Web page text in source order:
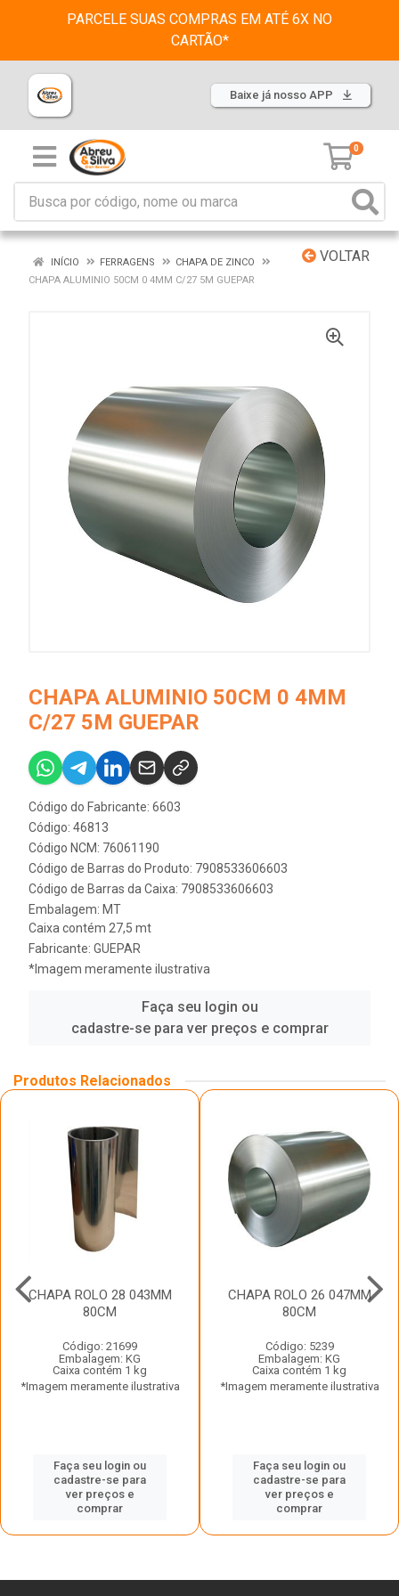
PARCELE SUAS COMPRAS EM ATÉ 6X NO
CARTÃO*
Baixe já nosso APP
0
VOLTAR
INÍCIO FERRAGENS
CHAPA DE ZINCO
CHAPA ALUMINIO 50CM 0 4MM C/27 5M GUEPAR
CHAPA ALUMINIO 50CM 0 4MM
C/27 5M GUEPAR
Código do Fabricante: 6603
Código: 46813
Código NCM: 76061190
Código de Barras do Produto: 7908533606603
Código de Barras da Caixa: 7908533606603
Embalagem: MT
Caixa contém 27,5 mt
Fabricante: GUEPAR
*Imagem meramente ilustrativa
Faça seu login ou
cadastre-se para ver preços e comprar
Produtos Relacionados
CHAPA ROLO 28 043MM
80CM
Código: 21699
Embalagem: KG
Caixa contém 1 kg
*Imagem meramente ilustrativa
Faça seu login ou
cadastre-se para
ver preços e
comprar
CHAPA ROLO 26 047MM
80CM
Código: 5239
Embalagem: KG
Caixa contém 1 kg
*Imagem meramente ilustrativa
Faça seu login ou
cadastre-se para
ver preços e
comprar